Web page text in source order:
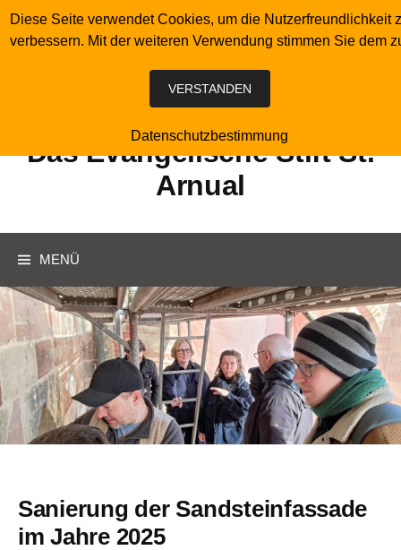
Das Evangelische Stift St.
Arnual
MENÜ
nach:
Sanierung der Sandsteinfassade
im Jahre 2025
Diese Seite verwendet Cookies, um die Nutzerfreundlichkeit
verbessern. Mit der weiteren Verwendung stimmen Sie dem
VERSTANDEN
Datenschutzbestimmung